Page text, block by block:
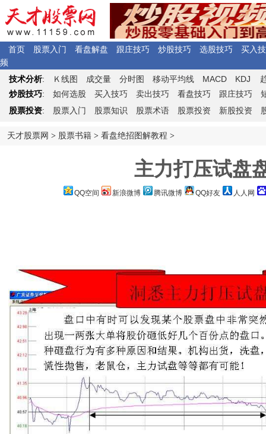
首页 股票入门 看盘解盘 跟庄技巧 炒股技巧 选股技巧
买入
频
技术分析: Ｋ 线图 成交量 分时图 移动平均线 MACD KDJ
炒股技巧: 如何选股 买入技巧 卖出技巧 看盘技巧 跟庄技巧
股票投资: 股票入门 股票知识 股票术语 股票投资 新股投资
天才股票网 > 股票书籍 > 看盘绝招图解教程 >
主力打压试盘
QQ空间 新浪微博 腾讯微博 QQ好友 人人网